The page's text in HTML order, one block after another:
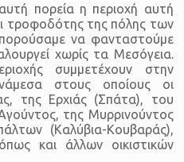
πορεία η περιοχή αυτή
τροφοδότης της πόλης των
να φανταστούμε
χωρίς τα Μεσόγεια.
συμμετέχουν στην
στους οποίους οι
της Ερχιάς (Σπάτα), του
της Μυρρινούντος
(Καλύβια-Κουβαράς),
και άλλων οικιστικών